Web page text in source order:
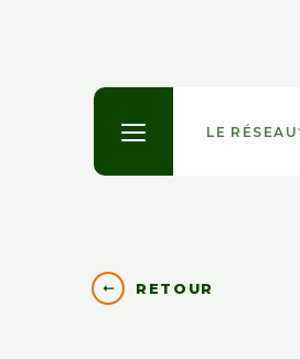
LE RÉSEAU
RETOUR